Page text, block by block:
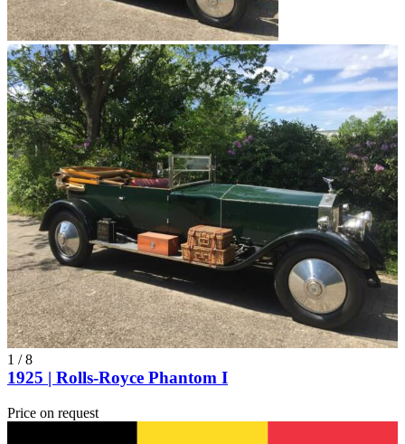
1 /8
1925 | Rolls-Royce Phantom I
Price on request